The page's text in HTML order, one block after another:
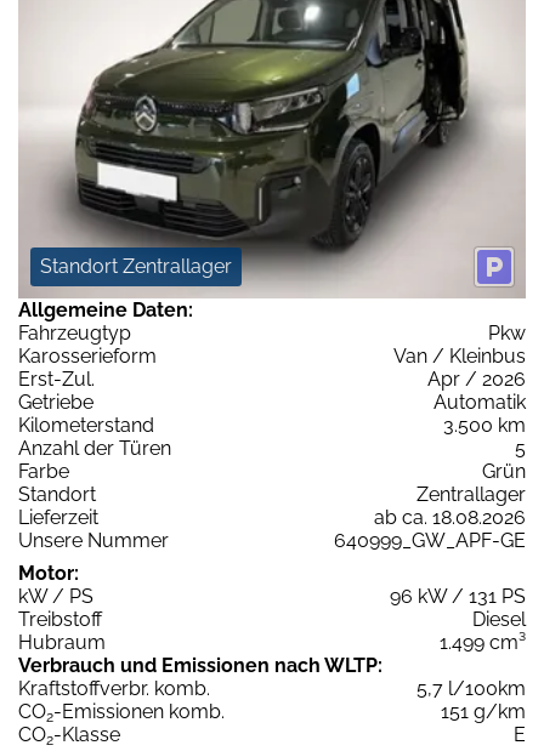
Standort Zentrallager
Allgemeine Daten:
Fahrzeugtyp
Pkw
Karosserieform
Van / Kleinbus
Erst-Zul.
Apr / 2026
Getriebe
Automatik
Kilometerstand
3.500 km
Anzahl der Türen
5
Farbe
Grün
Standort
Zentrallager
Lieferzeit
ab ca. 18.08.2026
Unsere Nummer
640999_GW_APF-GE
Motor:
kW / PS
96 kW / 131 PS
Treibstoff
Diesel
Hubraum
1.499 cm³
Verbrauch und Emissionen nach WLTP:
Kraftstoffverbr. komb.
5,7 l/100km
CO2-Emissionen komb.
151 g/km
CO2-Klasse
E